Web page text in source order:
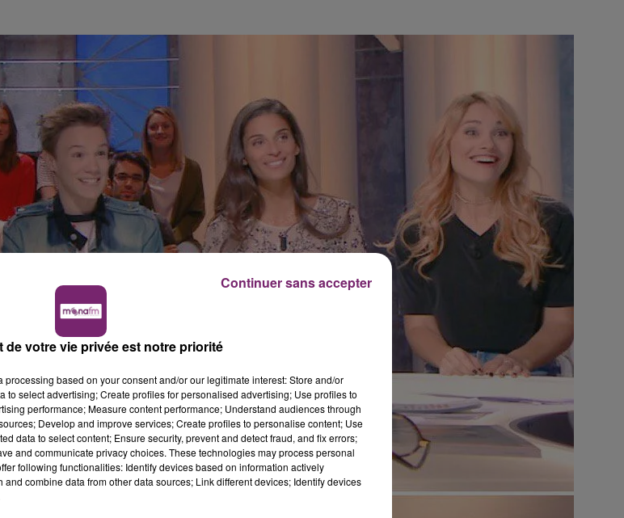
de votre vie privée est notre priorité
processing based on your consent and/or our legitimate interest: Store and/or
to select advertising; Create profiles for personalised advertising; Use profiles to
performance; Measure content performance; Understand audiences through
Develop and improve services; Create profiles to personalise content; Use
data to select content; Ensure security, prevent and detect fraud, and fix errors;
and communicate privacy choices. These technologies may process personal
following functionalities: Identify devices based on information actively
combine data from other data sources; Link different devices; Identify devices
Continuer sans accepter